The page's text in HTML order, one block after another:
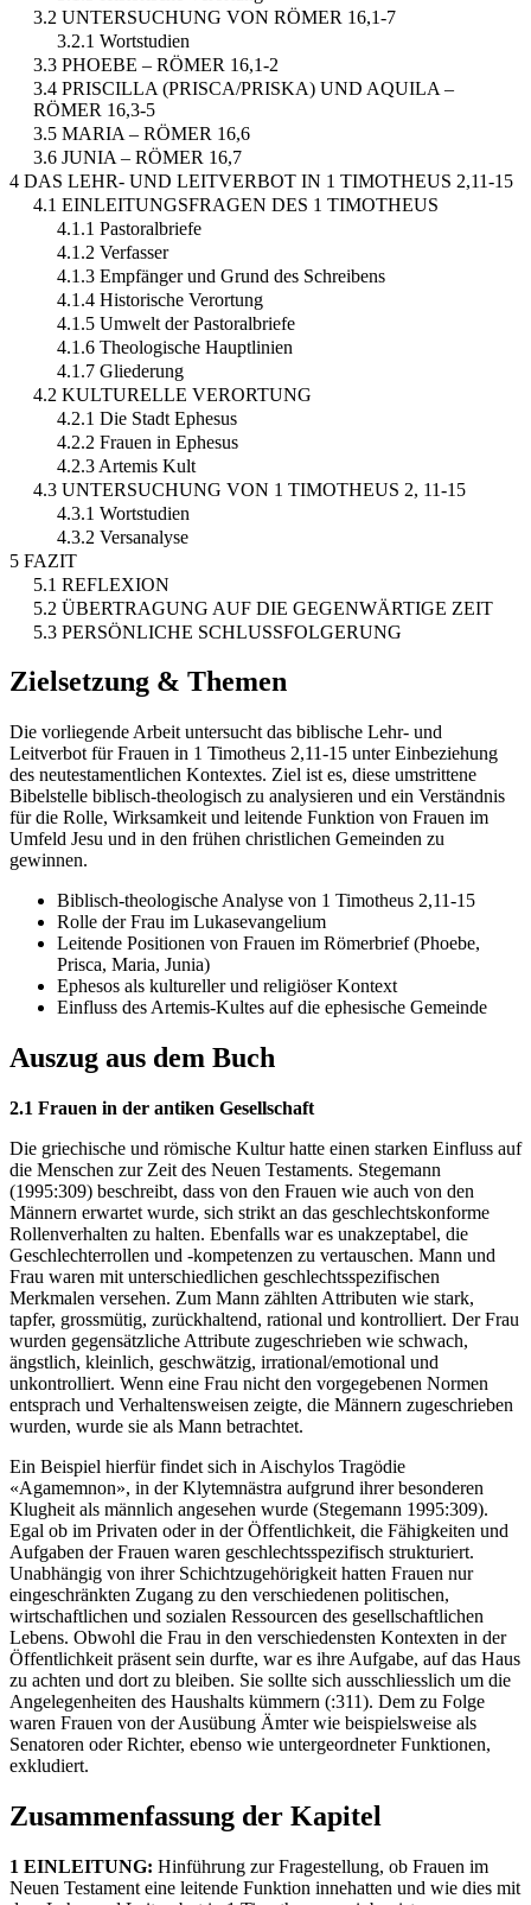
3.2 UNTERSUCHUNG VON RÖMER 16,1-7
3.2.1 Wortstudien
3.3 PHOEBE – RÖMER 16,1-2
3.4 PRISCILLA (PRISCA/PRISKA) UND AQUILA –
RÖMER 16,3-5
3.5 MARIA – RÖMER 16,6
3.6 JUNIA – RÖMER 16,7
4 DAS LEHR- UND LEITVERBOT IN 1 TIMOTHEUS 2,11-15
4.1 EINLEITUNGSFRAGEN DES 1 TIMOTHEUS
4.1.1 Pastoralbriefe
4.1.2 Verfasser
4.1.3 Empfänger und Grund des Schreibens
4.1.4 Historische Verortung
4.1.5 Umwelt der Pastoralbriefe
4.1.6 Theologische Hauptlinien
4.1.7 Gliederung
4.2 KULTURELLE VERORTUNG
4.2.1 Die Stadt Ephesus
4.2.2 Frauen in Ephesus
4.2.3 Artemis Kult
4.3 UNTERSUCHUNG VON 1 TIMOTHEUS 2, 11-15
4.3.1 Wortstudien
4.3.2 Versanalyse
5 FAZIT
5.1 REFLEXION
5.2 ÜBERTRAGUNG AUF DIE GEGENWÄRTIGE ZEIT
5.3 PERSÖNLICHE SCHLUSSFOLGERUNG
Zielsetzung & Themen
Die vorliegende Arbeit untersucht das biblische Lehr- und
Leitverbot für Frauen in 1 Timotheus 2,11-15 unter Einbeziehung
des neutestamentlichen Kontextes. Ziel ist es, diese umstrittene
Bibelstelle biblisch-theologisch zu analysieren und ein Verständnis
für die Rolle, Wirksamkeit und leitende Funktion von Frauen im
Umfeld Jesu und in den frühen christlichen Gemeinden zu
gewinnen.
Biblisch-theologische Analyse von 1 Timotheus 2,11-15
Rolle der Frau im Lukasevangelium
Leitende Positionen von Frauen im Römerbrief (Phoebe,
Prisca, Maria, Junia)
Ephesos als kultureller und religiöser Kontext
Einfluss des Artemis-Kultes auf die ephesische Gemeinde
Auszug aus dem Buch
2.1 Frauen in der antiken Gesellschaft
Die griechische und römische Kultur hatte einen starken Einfluss auf
die Menschen zur Zeit des Neuen Testaments. Stegemann
(1995:309) beschreibt, dass von den Frauen wie auch von den
Männern erwartet wurde, sich strikt an das geschlechtskonforme
Rollenverhalten zu halten. Ebenfalls war es unakzeptabel, die
Geschlechterrollen und -kompetenzen zu vertauschen. Mann und
Frau waren mit unterschiedlichen geschlechtsspezifischen
Merkmalen versehen. Zum Mann zählten Attributen wie stark,
tapfer, grossmütig, zurückhaltend, rational und kontrolliert. Der Frau
wurden gegensätzliche Attribute zugeschrieben wie schwach,
ängstlich, kleinlich, geschwätzig, irrational/emotional und
unkontrolliert. Wenn eine Frau nicht den vorgegebenen Normen
entsprach und Verhaltensweisen zeigte, die Männern zugeschrieben
wurden, wurde sie als Mann betrachtet.
Ein Beispiel hierfür findet sich in Aischylos Tragödie
«Agamemnon», in der Klytemnästra aufgrund ihrer besonderen
Klugheit als männlich angesehen wurde (Stegemann 1995:309).
Egal ob im Privaten oder in der Öffentlichkeit, die Fähigkeiten und
Aufgaben der Frauen waren geschlechtsspezifisch strukturiert.
Unabhängig von ihrer Schichtzugehörigkeit hatten Frauen nur
eingeschränkten Zugang zu den verschiedenen politischen,
wirtschaftlichen und sozialen Ressourcen des gesellschaftlichen
Lebens. Obwohl die Frau in den verschiedensten Kontexten in der
Öffentlichkeit präsent sein durfte, war es ihre Aufgabe, auf das Haus
zu achten und dort zu bleiben. Sie sollte sich ausschliesslich um die
Angelegenheiten des Haushalts kümmern (:311). Dem zu Folge
waren Frauen von der Ausübung Ämter wie beispielsweise als
Senatoren oder Richter, ebenso wie untergeordneter Funktionen,
exkludiert.
Zusammenfassung der Kapitel
1 EINLEITUNG: Hinführung zur Fragestellung, ob Frauen im
Neuen Testament eine leitende Funktion innehatten und wie dies mit